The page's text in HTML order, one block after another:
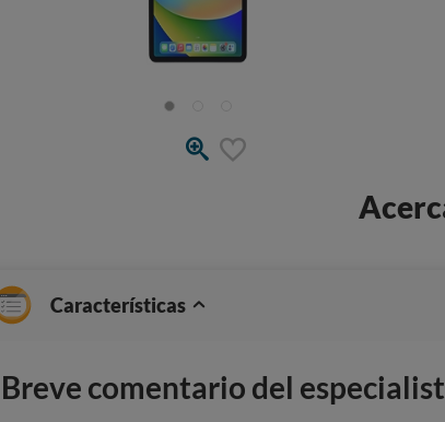
Características
Breve comentario del